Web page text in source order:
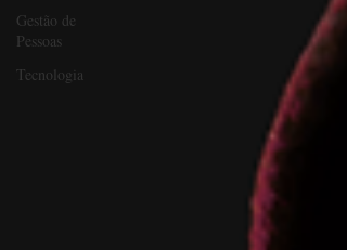
Gestão de
Pessoas
Tecnologia